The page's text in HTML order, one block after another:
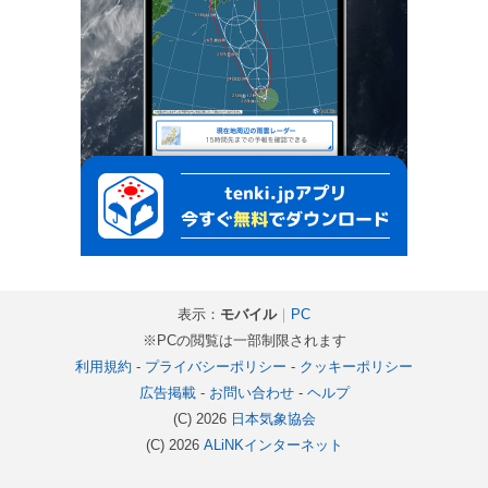
表示： モバイル｜ PC
※PCの閲覧は一部制限されます
利用規約 - プライバシーポリシー - クッキーポリシー
広告掲載- お問い合わせ- ヘルプ
(C) 2026 日本気象協会
(C) 2026 ALiNKインターネット